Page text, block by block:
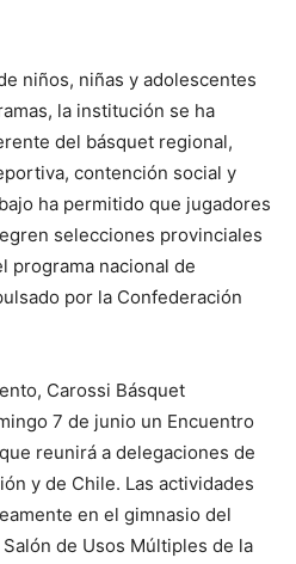
niños, niñas y adolescentes
la institución se ha
del básquet regional,
contención social y
ha permitido que jugadores
selecciones provinciales
programa nacional de
por la Confederación
Carossi Básquet
7 de junio un Encuentro
reunirá a delegaciones de
y de Chile. Las actividades
en el gimnasio del
de Usos Múltiples de la